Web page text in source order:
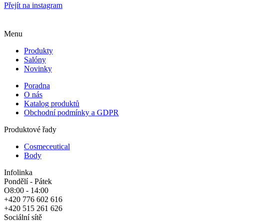
Přejít na instagram
Menu
Produkty
Salóny
Novinky
Poradna
O nás
Katalog produktů
Obchodní podmínky a GDPR
Produktové řady
Cosmeceutical
Body
Infolinka
Pondělí - Pátek
O8:00 - 14:00
+420 776 602 616
+420 515 261 626
Sociální sítě